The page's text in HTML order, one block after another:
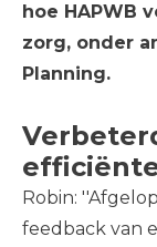
hoe HAPWB
zorg, onder
Planning.
Robin:
feedback van